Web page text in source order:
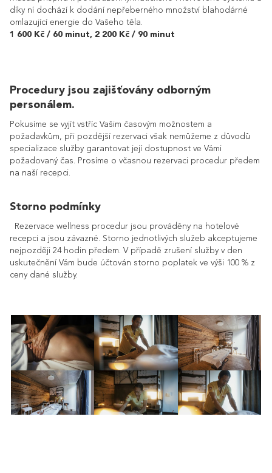
díky ní dochází k dodání nepřeberného množství blahodárné
omlazující energie do Vašeho těla.
1 600 Kč / 60 minut, 2 200 Kč / 90 minut
Procedury jsou zajišťovány odborným
personálem.
Pokusíme se vyjít vstříc Vašim časovým možnostem a
požadavkům, při pozdější rezervaci však nemůžeme z důvodů
specializace služby garantovat její dostupnost ve Vámi
požadovaný čas. Prosíme o včasnou rezervaci procedur předem
na naší recepci.
Storno podmínky
Rezervace wellness procedur jsou prováděny na hotelové
recepci a jsou závazné. Storno jednotlivých služeb akceptujeme
nejpozději 24 hodin předem. V případě zrušení služby v den
uskutečnění Vám bude účtován storno poplatek ve výši 100 % z
ceny dané služby.